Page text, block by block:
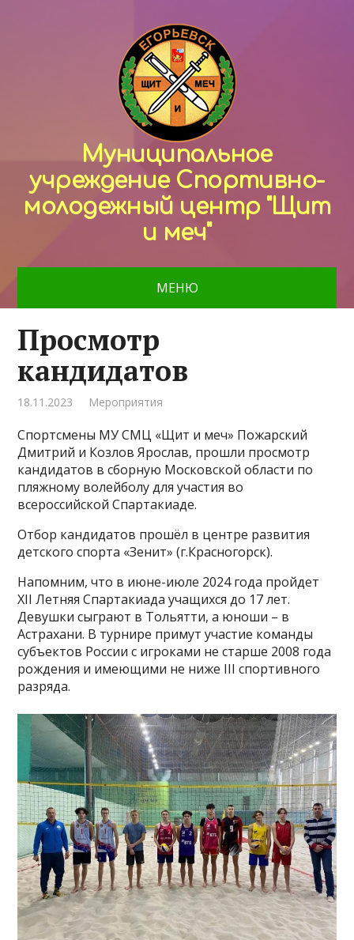
Муниципальное
учреждение Спортивно-
молодежный центр "Щит
и меч"
МЕНЮ
Просмотр
кандидатов
18.11.2023 Мероприятия
Спортсмены МУ СМЦ «Щит и меч» Пожарский
Дмитрий и Козлов Ярослав, прошли просмотр
кандидатов в сборную Московской области по
пляжному волейболу для участия во
всероссийской Спартакиаде.
Отбор кандидатов прошёл в центре развития
детского спорта «Зенит» (г.Красногорск).
Напомним, что в июне-июле 2024 года пройдет
XII Летняя Спартакиада учащихся до 17 лет.
Девушки сыграют в Тольятти, а юноши – в
Астрахани. В турнире примут участие команды
субъектов России с игроками не старше 2008 года
рождения и имеющими не ниже III спортивного
разряда.